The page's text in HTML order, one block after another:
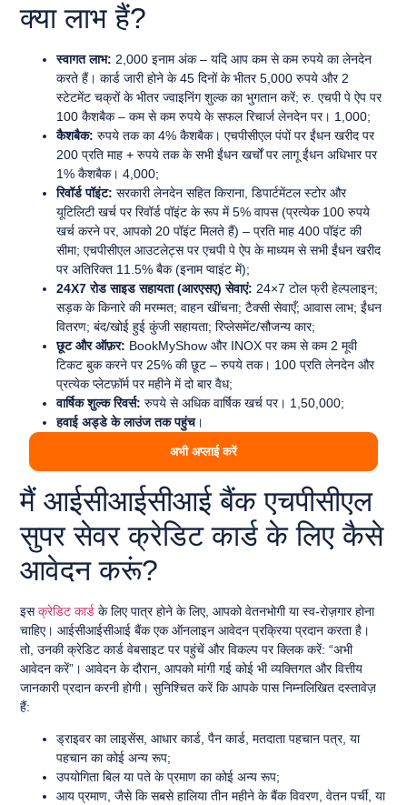
क्या लाभ हैं?
स्वागत लाभ: 2,000 इनाम अंक – यदि आप कम से कम रुपये का लेनदेन
करते हैं। कार्ड जारी होने के 45 दिनों के भीतर 5,000 रुपये और 2
स्टेटमेंट चक्रों के भीतर ज्वाइनिंग शुल्क का भुगतान करें; रु. एचपी पे ऐप पर
100 कैशबैक – कम से कम रुपये के सफल रिचार्ज लेनदेन पर। 1,000;
कैशबैक: रुपये तक का 4% कैशबैक। एचपीसीएल पंपों पर ईंधन खरीद पर
200 प्रति माह + रुपये तक के सभी ईंधन खर्चों पर लागू ईंधन अधिभार पर
1% कैशबैक। 4,000;
रिवॉर्ड पॉइंट: सरकारी लेनदेन सहित किराना, डिपार्टमेंटल स्टोर और
यूटिलिटी खर्च पर रिवॉर्ड पॉइंट के रूप में 5% वापस (प्रत्येक 100 रुपये
खर्च करने पर, आपको 20 पॉइंट मिलते हैं) – प्रति माह 400 पॉइंट की
सीमा; एचपीसीएल आउटलेट्स पर एचपी पे ऐप के माध्यम से सभी ईंधन खरीद
पर अतिरिक्त 11.5% बैक (इनाम प्वाइंट में);
24X7 रोड साइड सहायता (आरएसए) सेवाएं: 24×7 टोल फ्री हेल्पलाइन;
सड़क के किनारे की मरम्मत; वाहन खींचना; टैक्सी सेवाएँ; आवास लाभ; ईंधन
वितरण; बंद/खोई हुई कुंजी सहायता; रिप्लेसमेंट/सौजन्य कार;
छूट और ऑफ़र: BookMyShow और INOX पर कम से कम 2 मूवी
टिकट बुक करने पर 25% की छूट – रुपये तक। 100 प्रति लेनदेन और
प्रत्येक प्लेटफ़ॉर्म पर महीने में दो बार वैध;
वार्षिक शुल्क रिवर्स: रुपये से अधिक वार्षिक खर्च पर। 1,50,000;
हवाई अड्डे के लाउंज तक पहुंच।
अभी अप्लाई करें
मैं आईसीआईसीआई बैंक एचपीसीएल
सुपर सेवर क्रेडिट कार्ड के लिए कैसे
आवेदन करूं?
इसक्रेडिट कार्ड के लिए पात्र होने के लिए, आपको वेतनभोगी या स्व-रोज़गार होना
चाहिए। आईसीआईसीआई बैंक एक ऑनलाइन आवेदन प्रक्रिया प्रदान करता है।
तो, उनकी क्रेडिट कार्ड वेबसाइट पर पहुंचें और विकल्प पर क्लिक करें: “अभी
आवेदन करें”। आवेदन के दौरान, आपको मांगी गई कोई भी व्यक्तिगत और वित्तीय
जानकारी प्रदान करनी होगी। सुनिश्चित करें कि आपके पास निम्नलिखित दस्तावेज़
हैं:
ड्राइवर का लाइसेंस, आधार कार्ड, पैन कार्ड, मतदाता पहचान पत्र, या
पहचान का कोई अन्य रूप;
उपयोगिता बिल या पते के प्रमाण का कोई अन्य रूप;
आय प्रमाण, जैसे कि सबसे हालिया तीन महीने के बैंक विवरण, वेतन पर्ची, या